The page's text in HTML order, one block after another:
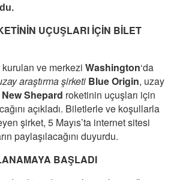
UÇUŞLARI İÇİN BİLET
kurulan ve merkezi Washington‘da
araştırma şirketi Blue Origin, uzay
New Shepard roketinin uçuşları için
açıkladı. Biletlerle ve koşullarla
şirket, 5 Mayıs’ta internet sitesi
paylaşılacağını duyurdu.
BAŞLADI